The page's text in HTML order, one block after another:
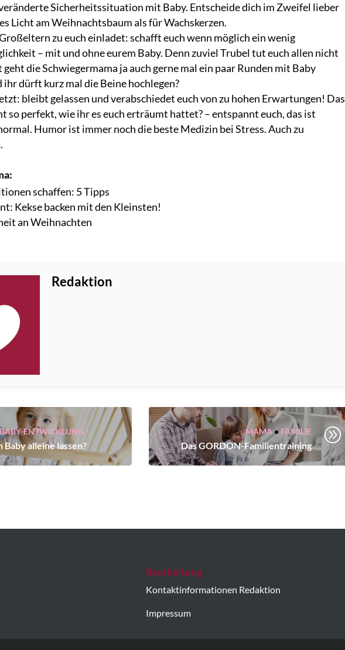
Sicherheitssituation mit Baby. Entscheide dich im Zweifel lieber
Licht am Weihnachtsbaum als für Wachskerzen.
zu euch einladet: schafft euch wenn möglich ein wenig
– mit und ohne eurem Baby. Denn zuviel Trubel tut euch allen nicht
die Schwiegermama ja auch gerne mal ein paar Runden mit Baby
ihr dürft kurz mal die Beine hochlegen?
bleibt gelassen und verabschiedet euch von zu hohen Erwartungen! Das
so perfekt, wie ihr es euch erträumt hattet? – entspannt euch, das ist
Humor ist immer noch die beste Medizin bei Stress. Auch zu
schaffen: 5 Tipps
Kekse backen mit den Kleinsten!
an Weihnachten
Redaktion
BABY-ENTWICKLUNG
Baby alleine lassen?
MAMA• FAMILIE
Das GORDON-Familientraining
A
Bearbeitung
Kontaktinformationen Redaktion
Impressum